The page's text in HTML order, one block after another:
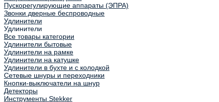
Пускорегулирующие аппараты (ЭПРА)
Звонки дверные беспроводные
Удлинители
Удлинители
Все товары категории
Удлинители бытовые
Удлинители на рамке
Удлинители на катушке
Удлинители в бухте и с колодкой
Сетевые шнуры и переходники
Кнопки-выключатели на шнур
Детекторы
Инструменты Stekker